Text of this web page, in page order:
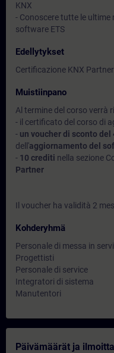
KNX
- Conoscere tutte le ultime
software ETS
Edellytykset
Certificazione KNX Partner.
Muistiinpano
Al termine del corso verrà
- il certificato del corso di
- un voucher di sconto del
dell'aggiornamento del
- 10 crediti nella sezione
Partner
Il voucher ha validità 2
Kohderyhmä
Personale di messa in
Progettisti
Personale di service
Integratori di sistema
Manutentori
Päivämäärät ja